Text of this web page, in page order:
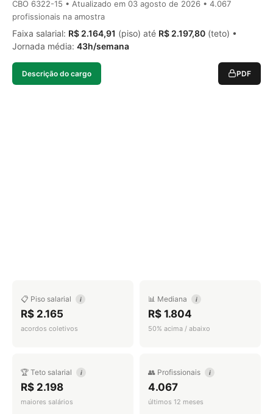
CBO 6322-15 • Atualizado em 03 agosto de 2026 • 4.067
profissionais na amostra
Faixa salarial: R$ 2.164,91 (piso) até R$ 2.197,80 (teto) •
Jornada média: 43h/semana
Descrição do cargo PDF
📋 Piso salarial i
R$ 2.165
acordos coletivos
📊 Mediana i
R$ 1.804
50% acima / abaixo
🏆 Teto salarial i
R$ 2.198
maiores salários
👥 Profissionais i
4.067
últimos 12 meses